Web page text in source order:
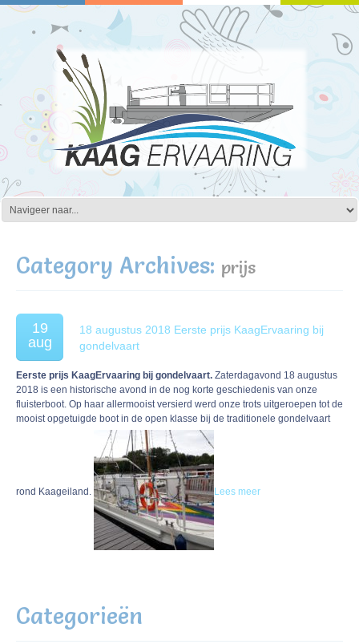
Category Archives: prijs
19
aug
18 augustus 2018 Eerste prijs KaagErvaaring bij
gondelvaart
Eerste prijs KaagErvaaring bij gondelvaart. Zaterdagavond 18 augustus
2018 is een historische avond in de nog korte geschiedenis van onze
fluisterboot. Op haar allermooist versierd werd onze trots uitgeroepen tot de
mooist opgetuigde boot in de open klasse bij de traditionele gondelvaart
rond Kaageiland. Lees meer
Categorieën